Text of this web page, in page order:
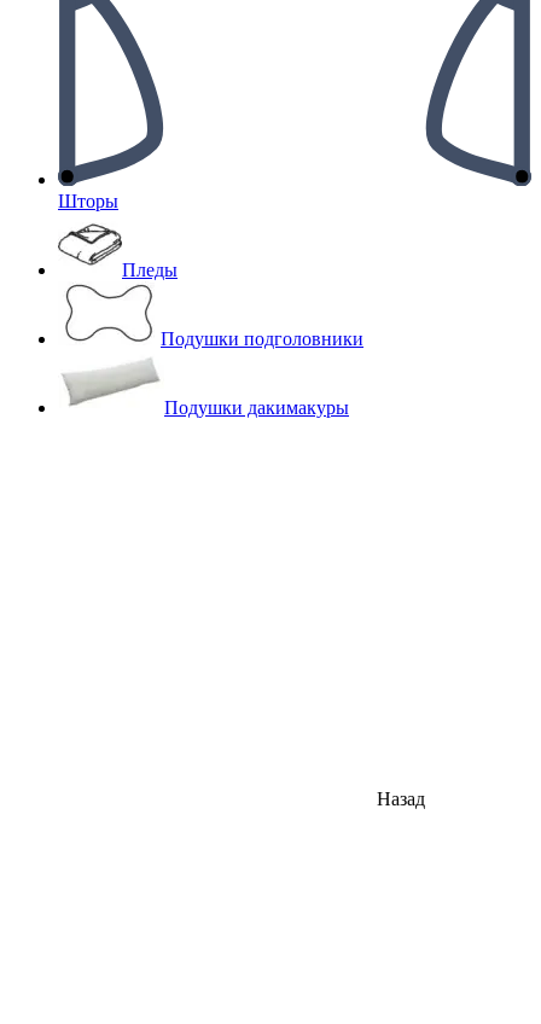
Шторы
Пледы
Подушки подголовники
Подушки дакимакуры
Назад